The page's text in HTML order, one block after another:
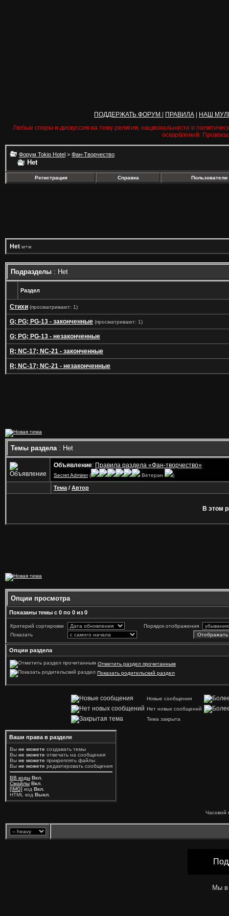
ПОДДЕРЖАТЬ ФОРУМ ПРАВИЛА
НАШ
Любые споры и дискуссии на тему религии, национальности и
оскорблений.
Форум Tokio Hotel > Фан-Творчество
Het
Регистрация Справка Пользователи
Het м+ж
Подразделы : Het
Раздел
Стихи (просматривают: 1)
G; PG; PG-13 - законченные (просматривают: 1)
G; PG; PG-13 - незаконченные
R; NC-17; NC-21 - законченные
R; NC-17; NC-21 - незаконченные
Темы раздела: Het
Объявление: Правила раздела «Фан-творчество»
Secret Admirer( Ветеран )
Тема / Автор
В этом
Опции просмотра
Показаны темы с 0 по 0 из 0
Критерий сортировки
Порядок отображения
Показать
Опции раздела
Отметить раздел прочитанным
Показать родительский раздел
Новые сообщения
Нет новых сообщений
Тема закрыта
Ваши права в разделе
Вы не можете создавать темы
Вы не можете отвечать на сообщения
Вы не можете прикреплять файлы
Вы не можете редактировать сообщения
BB коды Вкл.
Смайлы Вкл.
[IMG] код Вкл.
HTML код Выкл.
Часовой
Мы в